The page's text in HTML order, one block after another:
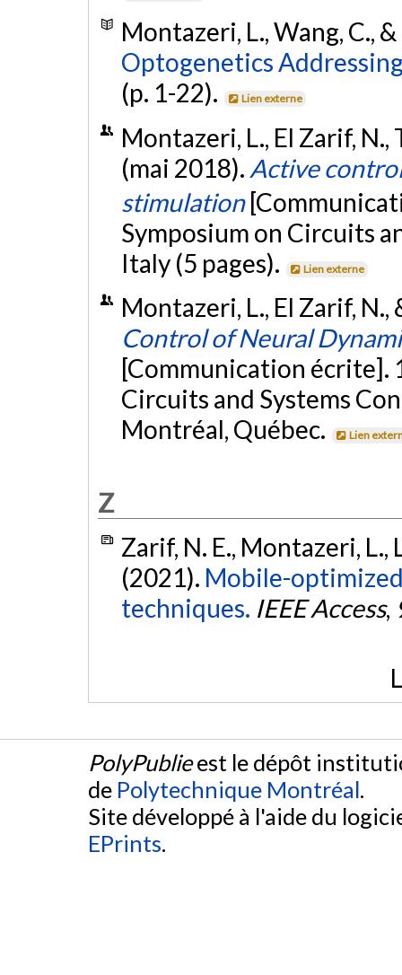
Montazeri, L., Wang, C.,
Optogenetics
(p. 1-22).
Lien externe
Montazeri, L., El Zarif, N.,
(mai 2018). Active
stimulation
Symposium on Circuits
Italy (5 pages).
Lien externe
Montazeri, L., El Zarif,
Control of Neural
[Communication écrite].
Circuits and Systems
Montréal, Québec.
Lien
Z
Zarif, N. E., Montazeri, L.,
(2021). Mobile-
techniques. IEEE Access,
PolyPublieest le dépôt
de Polytechnique Montréal.
Site développé à l'aide du
EPrints.